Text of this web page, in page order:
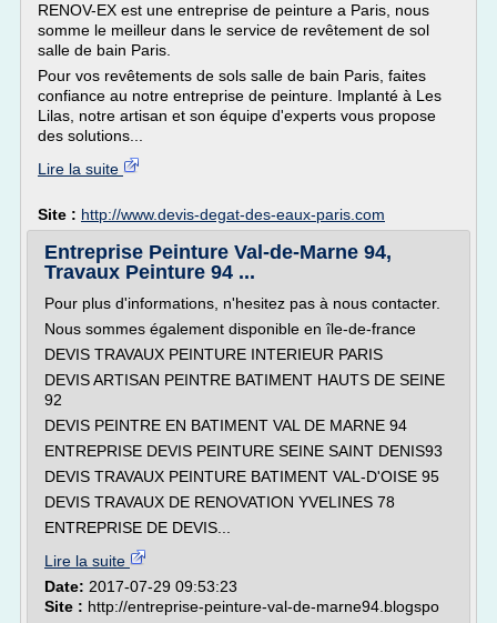
RENOV-EX est une entreprise de peinture a Paris, nous
somme le meilleur dans le service de revêtement de sol
salle de bain Paris.
Pour vos revêtements de sols salle de bain Paris, faites
confiance au notre entreprise de peinture. Implanté à Les
Lilas, notre artisan et son équipe d'experts vous propose
des solutions...
Lire la suite
Site : http://www.devis-degat-des-eaux-paris.com
Entreprise Peinture Val-de-Marne 94,
Travaux Peinture 94 ...
Pour plus d'informations, n'hesitez pas à nous contacter.
Nous sommes également disponible en île-de-france
DEVIS TRAVAUX PEINTURE INTERIEUR PARIS
DEVIS ARTISAN PEINTRE BATIMENT HAUTS DE SEINE
92
DEVIS PEINTRE EN BATIMENT VAL DE MARNE 94
ENTREPRISE DEVIS PEINTURE SEINE SAINT DENIS93
DEVIS TRAVAUX PEINTURE BATIMENT VAL-D'OISE 95
DEVIS TRAVAUX DE RENOVATION YVELINES 78
ENTREPRISE DE DEVIS...
Lire la suite
Date: 2017-07-29 09:53:23
Site : http://entreprise-peinture-val-de-marne94.blogspo